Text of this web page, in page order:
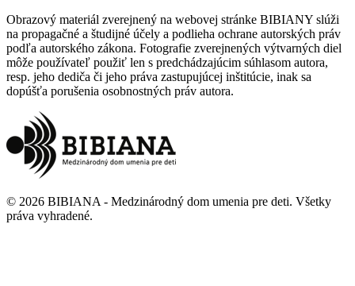
Obrazový materiál zverejnený na webovej stránke BIBIANY slúži
na propagačné a študijné účely a podlieha ochrane autorských práv
podľa autorského zákona. Fotografie zverejnených výtvarných diel
môže používateľ použiť len s predchádzajúcim súhlasom autora,
resp. jeho dediča či jeho práva zastupujúcej inštitúcie, inak sa
dopúšťa porušenia osobnostných práv autora.
© 2026 BIBIANA - Medzinárodný dom umenia pre deti. Všetky
práva vyhradené.